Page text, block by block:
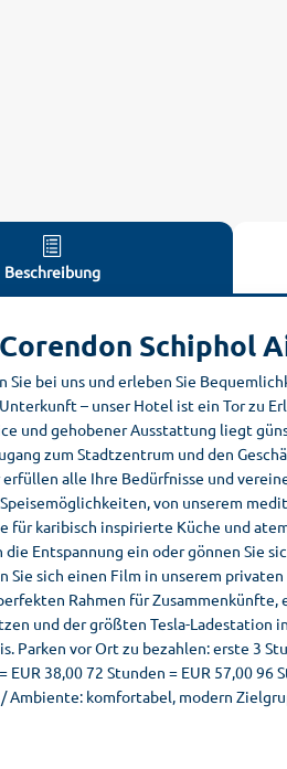
Beschreibung
Schiphol
Sie bei uns und erleben Sie
– unser Hotel ist ein Tor zu
und gehobener Ausstattung liegt
zum Stadtzentrum und den
alle Ihre Bedürfnisse und
von unserem
für karibisch inspirierte Küche und
die Entspannung ein oder gönnen Sie
Sie sich einen Film in unserem
Rahmen für
und der größten Tesla-Ladestation
Parken vor Ort zu bezahlen: erste 3
EUR 38,00 72 Stunden = EUR 57,00 96
Ambiente: komfortabel, modern